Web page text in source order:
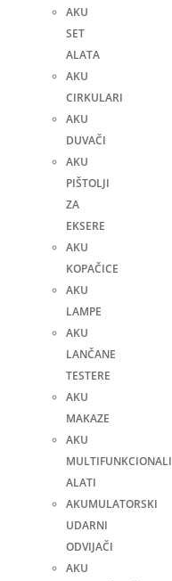
AKU
SET
ALATA
AKU
CIRKULARI
AKU
DUVAČI
AKU
PIŠTOLJI
ZA
EKSERE
AKU
KOPAČICE
AKU
LAMPE
AKU
LANČANE
TESTERE
AKU
MAKAZE
AKU
MULTIFUNKCIONALI
ALATI
AKUMULATORSKI
UDARNI
ODVIJAČI
AKU